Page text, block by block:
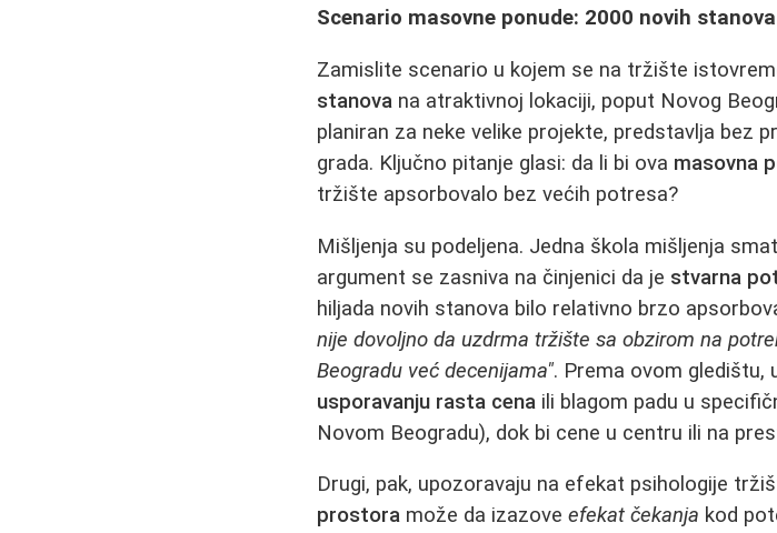
Scenario masovne ponude: 2000 novih
Zamislite scenario u kojem se na tržište
stanova na atraktivnoj lokaciji, poput Novog
planiran za neke velike projekte, predstavlja bez
grada. Ključno pitanje glasi: da li bi ova masovna
tržište apsorbovalo bez većih potresa?
Mišljenja su podeljena. Jedna škola mišljenja
argument se zasniva na činjenici da je stvarna
hiljada novih stanova bilo relativno brzo
nije dovoljno da uzdrma tržište sa obzirom na
Beogradu već decenijama". Prema ovom gledištu,
usporavanju rasta cena ili blagom padu u
Novom Beogradu), dok bi cene u centru ili na
Drugi, pak, upozoravaju na efekat psihologije
prostora može da izazoveefekat čekanja kod